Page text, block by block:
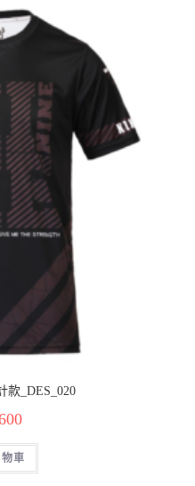
款_DES_020
車